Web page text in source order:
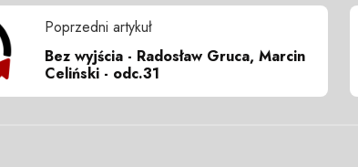
Poprzedni artykuł
Bez wyjścia - Radosław Gruca, Marcin
Celiński - odc.31